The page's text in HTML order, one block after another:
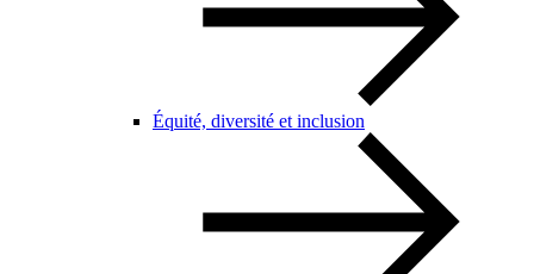
Équité, diversité et inclusion